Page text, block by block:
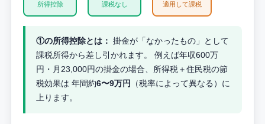
所得控除
課税なし
適用して課税
①の所得控除とは： 掛金が「なかったもの」として
課税所得から差し引かれます。 例えば年収600万
円・月23,000円の掛金の場合、所得税＋住民税の節
税効果は 年間約6〜9万円
（税率によって異なる）に
上ります。